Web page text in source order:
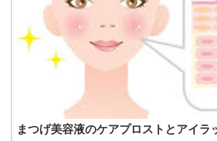
まつげ美容液のケアプロストとアイラ